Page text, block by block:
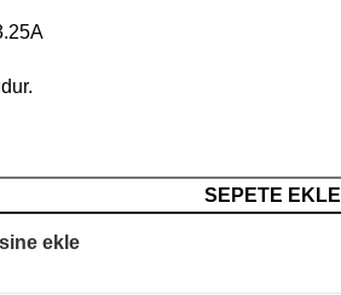
SEPETE EKLE
ekle